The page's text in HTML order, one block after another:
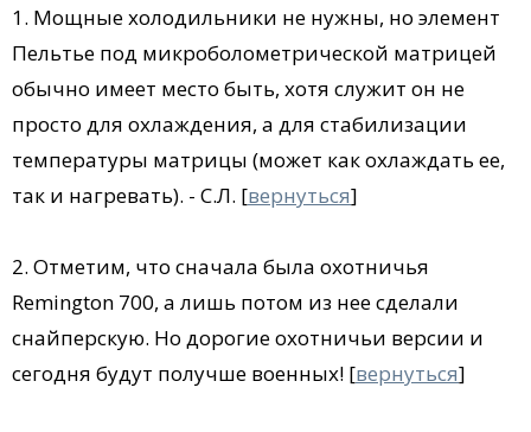
1. Мощные холодильники не нужны, но элемент
Пельтье под микроболометрической матрицей
обычно имеет место быть, хотя служит он не
просто для охлаждения, а для стабилизации
температуры матрицы (может как охлаждать ее,
так и нагревать). - С.Л. [вернуться]
2. Отметим, что сначала была охотничья
Remington 700, а лишь потом из нее сделали
снайперскую. Но дорогие охотничьи версии и
сегодня будут получше военных! [вернуться]